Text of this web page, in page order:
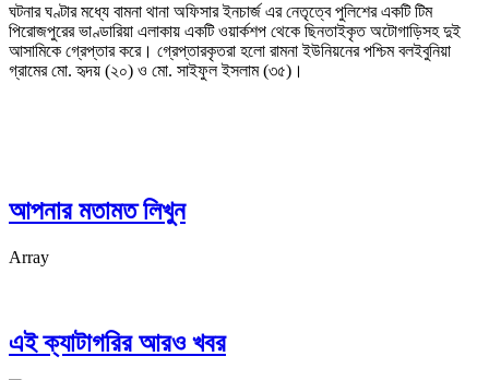
ঘটনার ঘণ্টার মধ্যে বামনা থানা অফিসার ইনচার্জ এর নেতৃত্বে পুলিশের একটি টিম
পিরোজপুরের ভাণ্ডারিয়া এলাকায় একটি ওয়ার্কশপ থেকে ছিনতাইকৃত অটোগাড়িসহ দুই
আসামিকে গ্রেপ্তার করে। গ্রেপ্তারকৃতরা হলো রামনা ইউনিয়নের পশ্চিম বলইবুনিয়া
গ্রামের মো. হৃদয় (২০) ও মো. সাইফুল ইসলাম (৩৫)।
আপনার মতামত লিখুন
Array
এই ক্যাটাগরির আরও খবর